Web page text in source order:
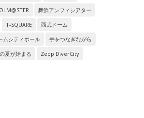
舞浜アンフィシアター
T-SQUARE
西武ドーム
ムシティホール
手をつなぎながら
夏が始まる
Zepp DiverCity